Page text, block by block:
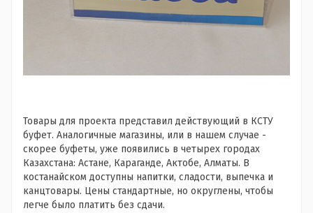
Товары для проекта представил действующий в КСТУ
буфет. Аналогичные магазины, или в нашем случае -
скорее буфеты, уже появились в четырех городах
Казахстана: Астане, Караганде, Актобе, Алматы. В
костанайском доступны напитки, сладости, выпечка и
канцтовары. Цены стандартные, но округлены, чтобы
легче было платить без сдачи.